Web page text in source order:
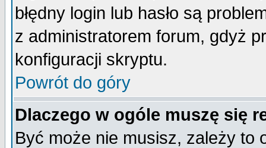
błędny login lub hasło są
z administratorem forum, gdyż
konfiguracji skryptu.
Powrót do góry
Dlaczego w ogóle muszę się
Być może nie musisz, zależy to